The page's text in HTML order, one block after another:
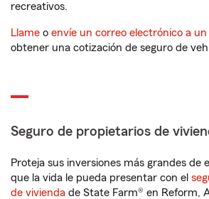
recreativos.
Llame o envíe un correo electrónico a
obtener una cotización de seguro de
Seguro de propietarios de
Proteja sus inversiones más grandes de
que la vida le pueda presentar con el
de vivienda de State Farm® en Reform,